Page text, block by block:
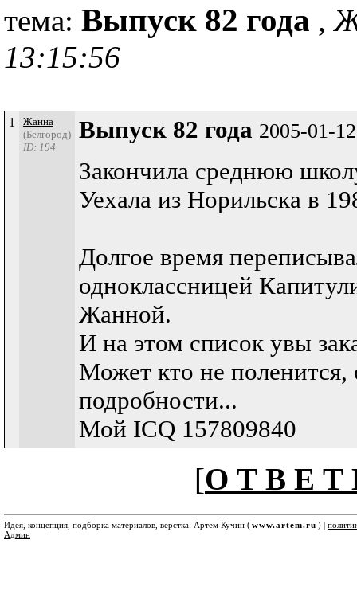
тема: Выпуск 82 года ,
13:15:56
1
Жанна
(Белгород)
ID: 194
Выпуск 82 года 2005-01-
Закончила среднюю
Уехала из Норильска в
Долгое время
одноклассницей
Жанной.
И на этом список увы
Может кто не поленится,
подробности...
Мой ICQ 157809840
[О Т В Е Т
Идея, концепция, подборка материалов, верстка: Артем Кучин (www.artem.ru ) |
Админ